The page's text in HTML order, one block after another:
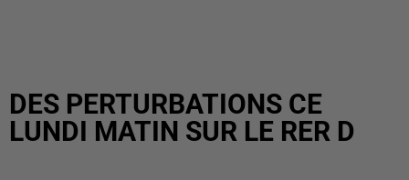
DES PERTURBATIONS CE
LUNDI MATIN SUR LE RER D